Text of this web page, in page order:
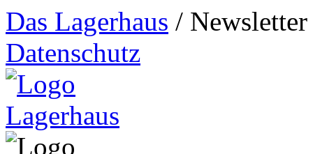
Das Lagerhaus / Newsletter
Datenschutz